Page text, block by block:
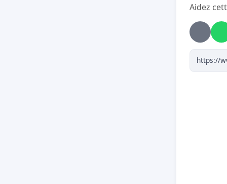
Aidez